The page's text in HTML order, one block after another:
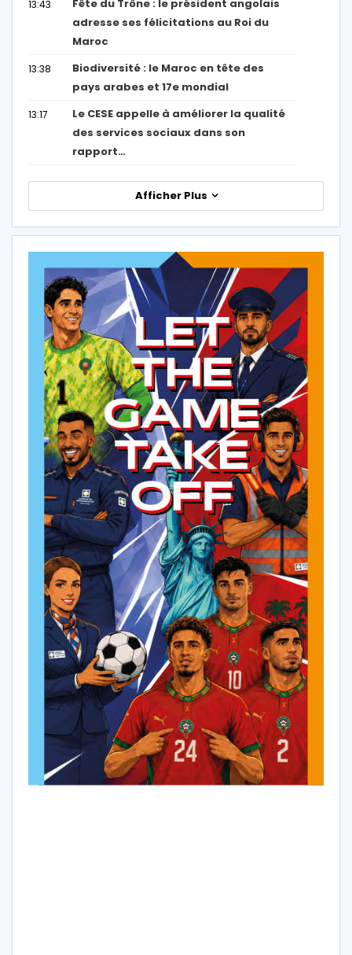
13:43
Fête du Trône : le président angolais
adresse ses félicitations au Roi du
Maroc
13:38
Biodiversité : le Maroc en tête des
pays arabes et 17e mondial
13:17
Le CESE appelle à améliorer la qualité
des services sociaux dans son
rapport…
Afficher Plus